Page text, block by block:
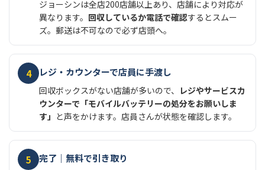
ジョーシンは全店200店舗以上あり、店舗により対応が
異なります。 回収しているか電話で確認するとスムー
ズ。郵送は不可なので必ず店頭へ。
4 レジ・カウンターで店員に手渡し
回収ボックスがない店舗が多いので、 レジやサービスカ
ウンターで「モバイルバッテリーの処分をお願いしま
す」 と声をかけます。店員さんが状態を確認します。
5 完了｜無料で引き取り